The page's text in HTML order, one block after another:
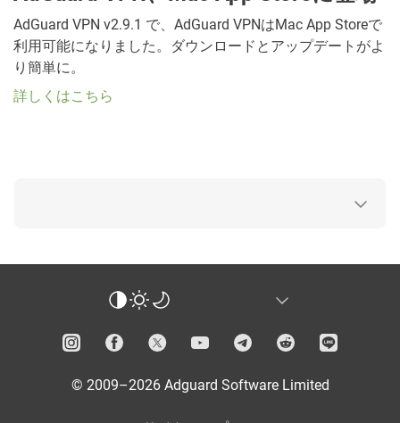
AdGuard VPN v2.9.1 で、AdGuard VPNはMac App Storeで
利用可能になりました。ダウンロードとアップデートがよ
り簡単に。
詳しくはこちら
© 2009–2026 Adguard Software Limited